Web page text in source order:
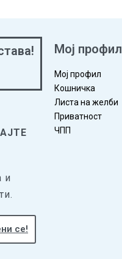
и
Мој профил
Мој профил
Кошничка
Листа на желби
Приватност
ЧПП